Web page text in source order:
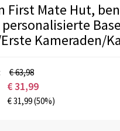
First Mate Hut,
Kameraden/
€ 63,98
€31,99
€31,99(50%)